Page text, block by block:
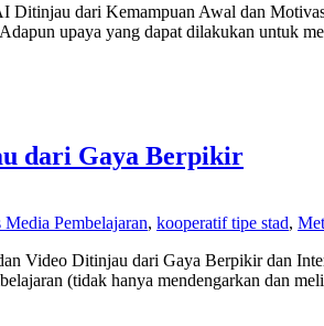
Ditinjau dari Kemampuan Awal dan
upaya yang dapat dilakukan untuk
dari Gaya Berpikir
Media Pembelajaran, kooperatif tipe stad,
Video Ditinjau dari Gaya Berpikir dan
(tidak hanya mendengarkan dan